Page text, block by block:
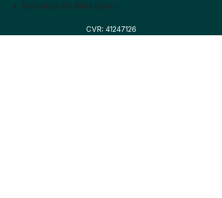
Marktoften 7H, 8464 Galten
CVR: 41247126